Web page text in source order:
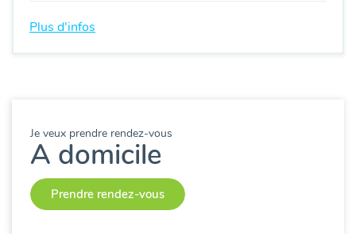
Plus d'infos
Je veux prendre rendez-vous
A domicile
Prendre rendez-vous